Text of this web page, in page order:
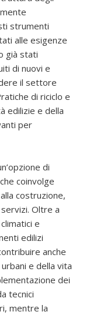
strumenti
alle esigenze
già stati
di nuovi e
il settore
di riciclo e
edilizie e della
per
di
coinvolge
costruzione,
Oltre a
e
edilizi
anche
e della vita
dei
tecnici
mentre la